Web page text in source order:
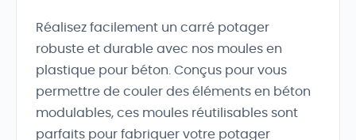
Réalisez facilement un carré potager
robuste et durable avec nos moules en
plastique pour béton. Conçus pour vous
permettre de couler des éléments en béton
modulables, ces moules réutilisables sont
parfaits pour fabriquer votre potager